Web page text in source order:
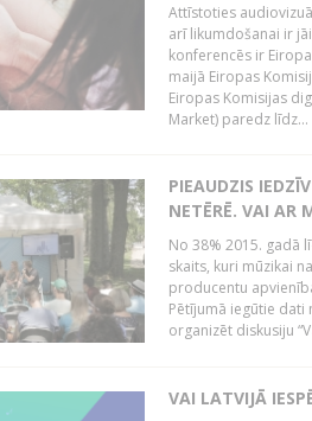
Attīstoties
arī likumdošanai ir
konferencēs ir
maijā Eiropas
Eiropas Komisijas
Market) paredz līdz...
PIEAUDZIS
NETĒRĒ. VAI AR
No 38% 2015. gadā
skaits, kuri mūzikai
producentu
Pētījumā iegūtie dati
organizēt diskusiju
VAI LATVIJĀ